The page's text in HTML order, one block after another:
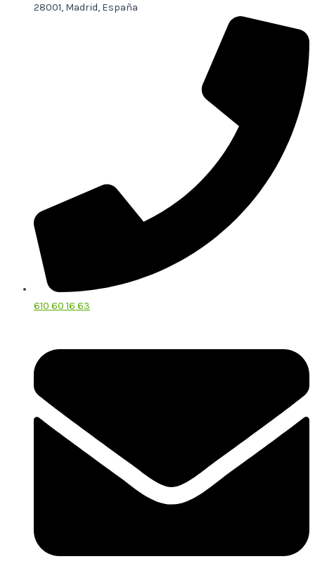
28001, Madrid, España
610 60 16 63